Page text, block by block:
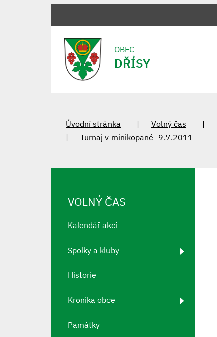
OBEC
DŘÍSY
Úvodní stránka Volný čas
Turnaj v minikopané- 9.7.2011
VOLNÝ ČAS
Kalendář akcí
Spolky a kluby
Historie
Kronika obce
Památky